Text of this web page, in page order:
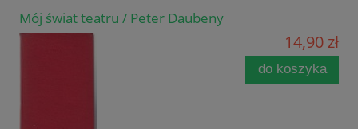
Mój świat teatru / Peter Daubeny
14,90 zł
do koszyka